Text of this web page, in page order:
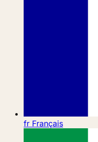
fr Français